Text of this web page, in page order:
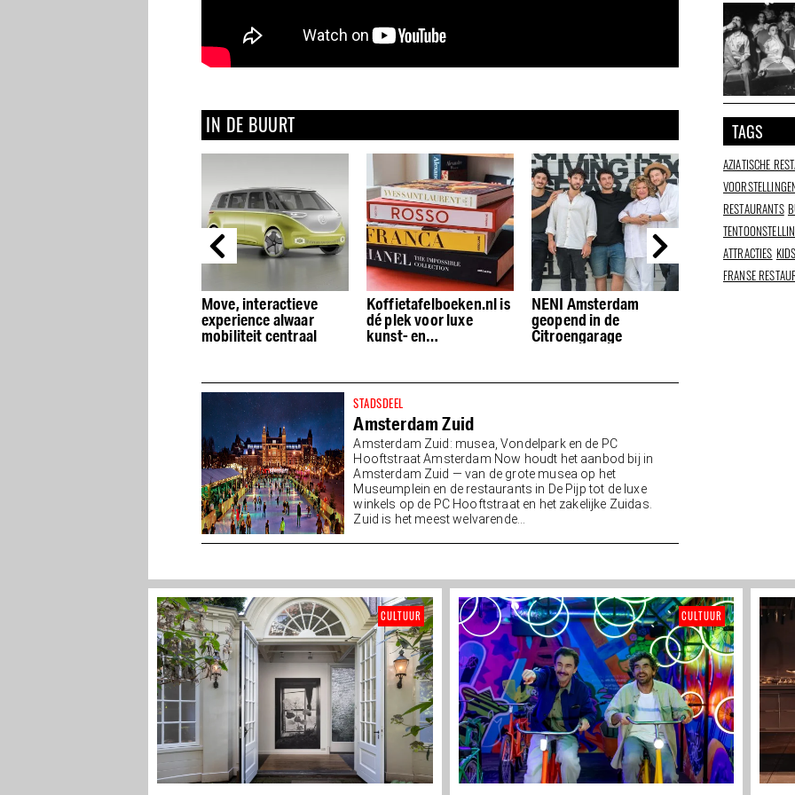
IN DE BUURT
Koffietafelboeken.nl is
dé plek voor luxe
kunst- en
NENI Amsterdam
geopend in de
Citroengarage
Mr. Sam Asian Bistro:
Moderne Japanse
keuken en bar in Zuid
STADSDEEL
Amsterdam Zuid
Amsterdam Zuid: musea, Vondelpark en de PC
Hooftstraat Amsterdam Now houdt het aanbod bij in
Amsterdam Zuid — van de grote musea op het
Museumplein en de restaurants in De Pijp tot de luxe
winkels op de PC Hooftstraat en het zakelijke Zuidas.
Zuid is het meest welvarende...
TAGS
AZIATISCHE
RESTAURANTS
ATTRACTIES KIDS
FRANSE
CULTUUR CULTUUR